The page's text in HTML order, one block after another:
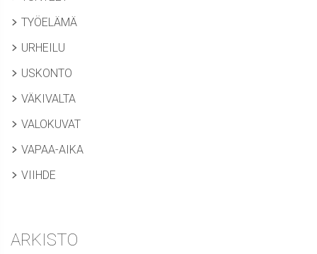
TYÖELÄMÄ
URHEILU
USKONTO
VÄKIVALTA
VALOKUVAT
VAPAA-AIKA
VIIHDE
ARKISTO